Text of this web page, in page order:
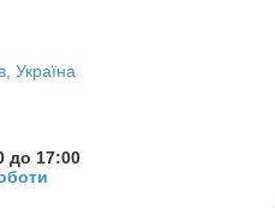
Україна
до 17:00